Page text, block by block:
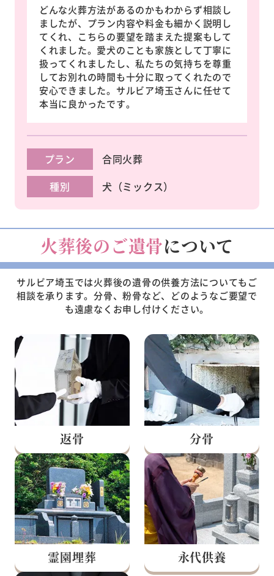
どんな火葬方法があるのかもわからず相談し
ましたが、プラン内容や料金も細かく説明し
てくれ、こちらの要望を踏まえた提案もして
くれました。愛犬のことも家族として丁寧に
扱ってくれましたし、私たちの気持ちを尊重
してお別れの時間も十分に取ってくれたので
安心できました。サルビア埼玉さんに任せて
本当に良かったです。
プラン
合同火葬
種別
犬（ミックス）
火葬後のご遺骨について
サルビア埼玉では火葬後の遺骨の供養方法についてもご
相談を承ります。分骨、粉骨など、どのようなご要望で
も遠慮なくお申し付けください。
返骨 分骨
霊園埋葬 永代供養